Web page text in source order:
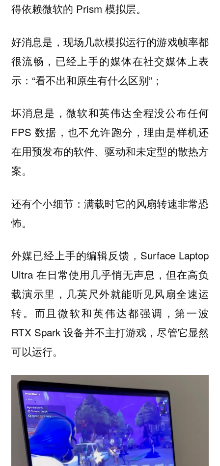
得依赖微软的 Prism 模拟层。
好消息是，现场几款模拟运行的游戏帧率都
很流畅，已经上手的媒体在社交媒体上表
示：“看不出和原生有什么区别”；
坏消息是，微软和英伟达全程没公布任何
FPS 数据，也不允许跑分，理由是样机还
在用预发布的软件、驱动和未定型的散热方
案。
还有个小细节：满载时它的风扇转速非常恐
怖。
外媒已经上手的编辑反馈，Surface Laptop
Ultra 在日常使用几乎悄无声息，但在高负
载演示里，几英尺外就能听见风扇全速运
转。而且微软和英伟达都强调，第一波
RTX Spark 设备并不主打游戏，尽管它显然
可以运行。